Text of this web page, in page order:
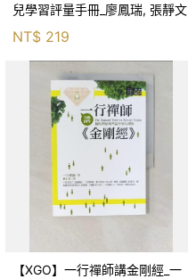
兒學習評量手冊_廖鳳瑞, 張靜文
NT$ 219
【XGO】一行禪師講金剛經_一